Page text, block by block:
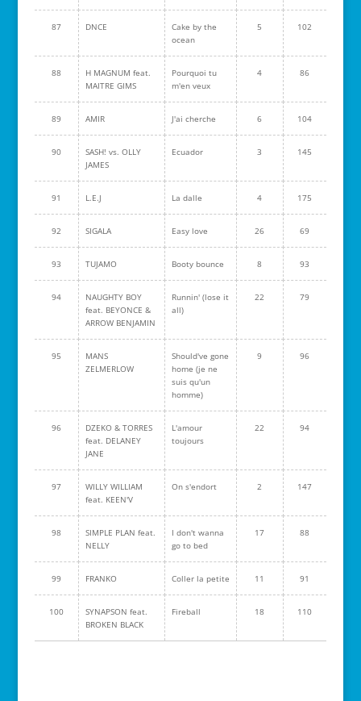
87 DNCE
Cake by the
ocean
5 102
88
H MAGNUM feat.
MAITRE GIMS
Pourquoi tu
m'en veux
4 86
89 AMIR J'ai cherche 6 104
90
SASH! vs. OLLY
JAMES
Ecuador 3 145
91 L.E.J La dalle 4 175
92 SIGALA Easy love 26 69
93 TUJAMO Booty bounce 8 93
94
NAUGHTY BOY
feat. BEYONCE &
ARROW BENJAMIN
Runnin' (lose it
all)
22 79
95
MANS
ZELMERLOW
Should've gone
home (je ne
suis qu'un
homme)
9 96
96
DZEKO & TORRES
feat. DELANEY
JANE
L'amour
toujours
22 94
97
WILLY WILLIAM
feat. KEEN'V
On s'endort 2 147
98
SIMPLE PLAN feat.
NELLY
I don't wanna
go to bed
17 88
99 FRANKO Coller la petite 11 91
100
SYNAPSON feat.
BROKEN BLACK
Fireball 18 110